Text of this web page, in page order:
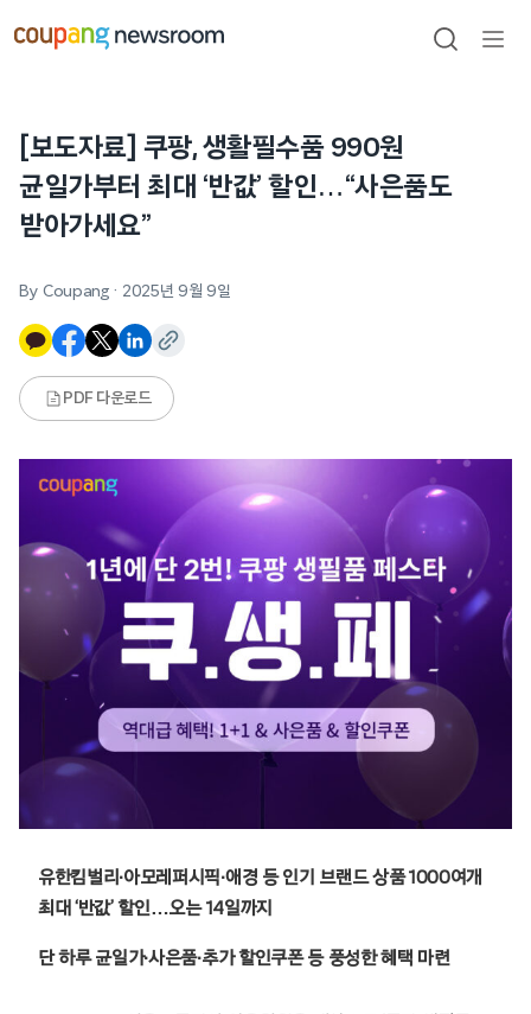
건너뛰기
검색
[보도자료] 쿠팡, 생활필수품 990원
균일가부터 최대 ‘반값’ 할인…“사은품도
받아가세요”
By Coupang · 2025년 9월 9일
PDF 다운로드
유한킴벌리∙아모레퍼시픽∙애경 등 인기 브랜드 상품 1000여개
최대 ‘반값’ 할인…오는 14일까지
단 하루 균일가∙사은품∙추가 할인쿠폰 등 풍성한 혜택 마련